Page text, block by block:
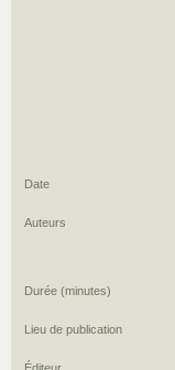
Date
Auteurs
Durée (minutes)
Lieu de publication